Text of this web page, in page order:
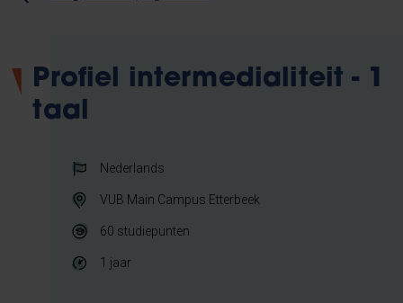
Profiel intermedialiteit - 1
taal
Nederlands
VUB Main Campus Etterbeek
60 studiepunten
1 jaar